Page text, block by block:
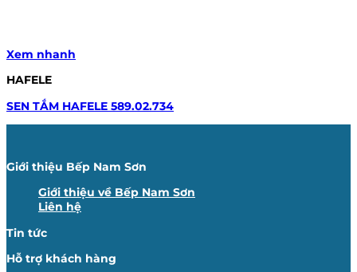
Xem nhanh
HAFELE
SEN TẮM HAFELE 589.02.734
Giới thiệu Bếp Nam Sơn
Giới thiệu về Bếp Nam Sơn
Liên hệ
Tin tức
Hỗ trợ khách hàng